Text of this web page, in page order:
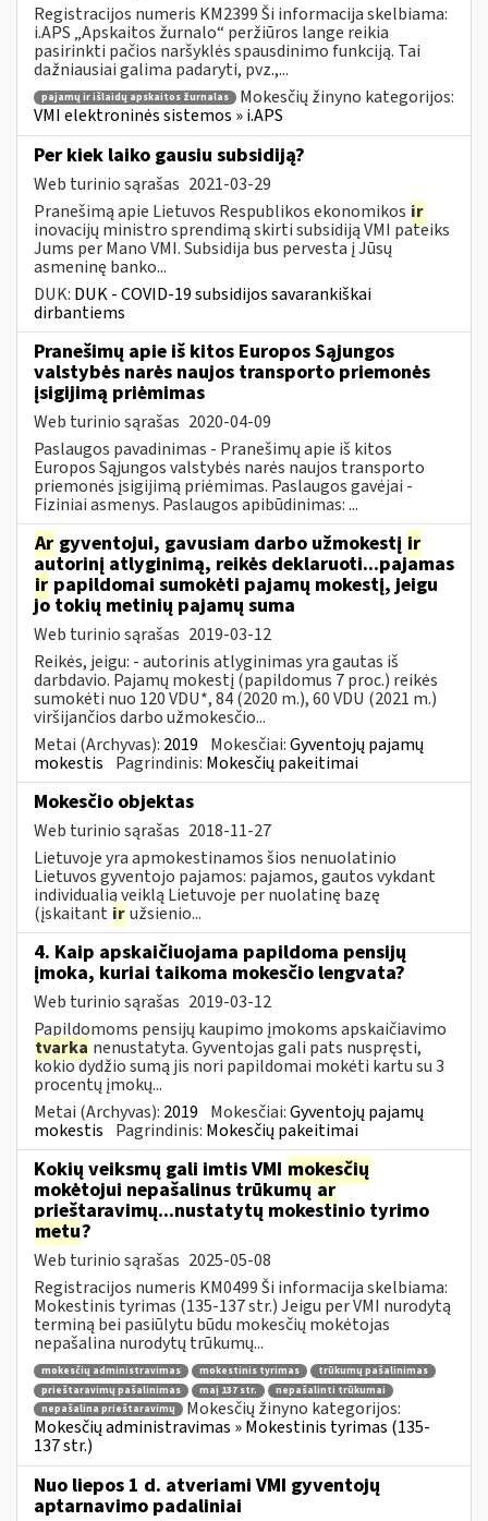
Registracijos numeris KM2399 Ši informacija skelbiama:
i.APS „Apskaitos žurnalo“ peržiūros lange reikia
pasirinkti pačios naršyklės spausdinimo funkciją. Tai
dažniausiai galima padaryti, pvz.,...
pajamų ir išlaidų apskaitos žurnalas
Mokesčių žinyno kategorijos:
VMI elektroninės sistemos » i.APS
Per kiek laiko gausiu subsidiją?
Web turinio sąrašas 2021-03-29
Pranešimą apie Lietuvos Respublikos ekonomikos ir
inovacijų ministro sprendimą skirti subsidiją VMI pateiks
Jums per Mano VMI. Subsidija bus pervesta į Jūsų
asmeninę banko...
DUK: DUK - COVID-19 subsidijos savarankiškai
dirbantiems
Pranešimų apie iš kitos Europos Sąjungos
valstybės narės naujos transporto priemonės
įsigijimą priėmimas
Web turinio sąrašas 2020-04-09
Paslaugos pavadinimas - Pranešimų apie iš kitos
Europos Sąjungos valstybės narės naujos transporto
priemonės įsigijimą priėmimas. Paslaugos gavėjai -
Fiziniai asmenys. Paslaugos apibūdinimas: ...
Ar gyventojui, gavusiam darbo užmokestį ir
autorinį atlyginimą, reikės deklaruoti...pajamas
ir papildomai sumokėti pajamų mokestį, jeigu
jo tokių metinių pajamų suma
Web turinio sąrašas 2019-03-12
Reikės, jeigu: - autorinis atlyginimas yra gautas iš
darbdavio. Pajamų mokestį (papildomus 7 proc.) reikės
sumokėti nuo 120 VDU*, 84 (2020 m.), 60 VDU (2021 m.)
viršijančios darbo užmokesčio...
Metai (Archyvas): 2019 Mokesčiai:Gyventojų pajamų
mokestis Pagrindinis: Mokesčių pakeitimai
Mokesčio objektas
Web turinio sąrašas 2018-11-27
Lietuvoje yra apmokestinamos šios nenuolatinio
Lietuvos gyventojo pajamos: pajamos, gautos vykdant
individualią veiklą Lietuvoje per nuolatinę bazę
(įskaitant iružsienio...
4. Kaip apskaičiuojama papildoma pensijų
įmoka, kuriai taikoma mokesčio lengvata?
Web turinio sąrašas 2019-03-12
Papildomoms pensijų kaupimo įmokoms apskaičiavimo
tvarka nenustatyta. Gyventojas gali pats nuspręsti,
kokio dydžio sumą jis nori papildomai mokėti kartu su 3
procentų įmokų...
Metai (Archyvas): 2019 Mokesčiai:Gyventojų pajamų
mokestis Pagrindinis: Mokesčių pakeitimai
Kokių veiksmų gali imtis VMI mokesčių
mokėtojui nepašalinus trūkumųar
prieštaravimų...nustatytų mokestinio tyrimo
metu?
Web turinio sąrašas 2025-05-08
Registracijos numeris KM0499 Ši informacija skelbiama:
Mokestinis tyrimas (135-137 str.) Jeigu per VMI nurodytą
terminą bei pasiūlytu būdu mokesčių mokėtojas
nepašalina nurodytų trūkumų...
mokesčių administravimas mokestinis tyrimas
trūkumų pašalinimas
prieštaravimų pašalinimas
maį 137 str.
nepašalinti trūkumai
nepašalina prieštaravimų
Mokesčių žinyno kategorijos:
Mokesčių administravimas » Mokestinis tyrimas (135-
137 str.)
Nuo liepos 1 d. atveriami VMI gyventojų
aptarnavimo padaliniai